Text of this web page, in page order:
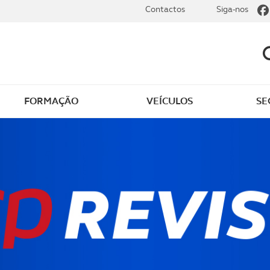
e novidades
membros
Join ACP Golfe
Rejoignez L'ACP Golfe
FORMAÇÃO VEÍCULOS
Contactos Siga-nos